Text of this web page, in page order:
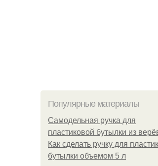
Популярные материалы
Самодельная ручка для
пластиковой бутылки из
Как сделать ручку для
бутылки объемом 5 л